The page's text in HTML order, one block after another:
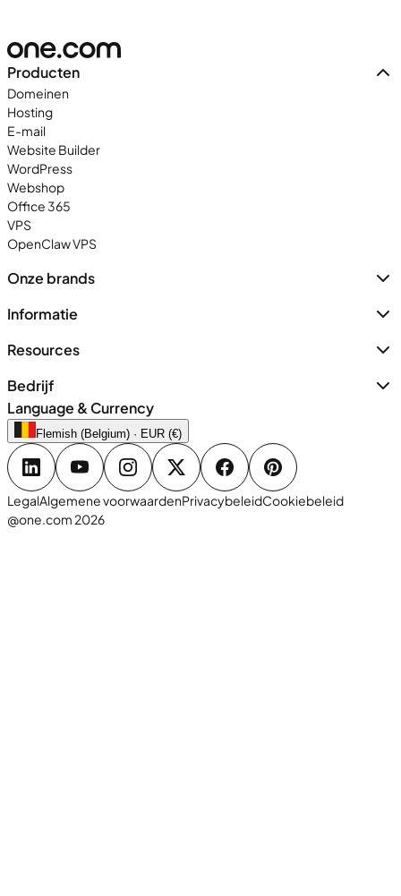
Producten
Domeinen
Hosting
E-mail
Website Builder
WordPress
Webshop
Office 365
VPS
OpenClaw VPS
Onze brands
Informatie
Resources
Bedrijf
Language & Currency
Flemish (Belgium) · EUR (€)
LegalAlgemene voorwaardenPrivacybeleidCookiebeleid
@one.com 2026